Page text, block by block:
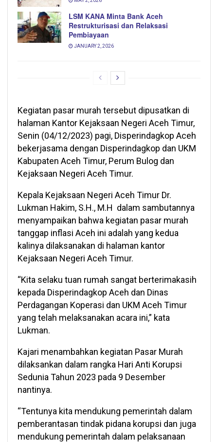
LSM KANA Minta Bank Aceh
Restrukturisasi dan Relaksasi
Pembiayaan
JANUARY 2, 2026
Kegiatan pasar murah tersebut dipusatkan di
halaman Kantor Kejaksaan Negeri Aceh Timur,
Senin (04/12/2023) pagi, Disperindagkop Aceh
bekerjasama dengan Disperindagkop dan UKM
Kabupaten Aceh Timur, Perum Bulog dan
Kejaksaan Negeri Aceh Timur.
Kepala Kejaksaan Negeri Aceh Timur Dr.
Lukman Hakim, S.H., M.H dalam sambutannya
menyampaikan bahwa kegiatan pasar murah
tanggap inflasi Aceh ini adalah yang kedua
kalinya dilaksanakan di halaman kantor
Kejaksaan Negeri Aceh Timur.
“Kita selaku tuan rumah sangat berterimakasih
kepada Disperindagkop Aceh dan Dinas
Perdagangan Koperasi dan UKM Aceh Timur
yang telah melaksanakan acara ini,” kata
Lukman.
Kajari menambahkan kegiatan Pasar Murah
dilaksankan dalam rangka Hari Anti Korupsi
Sedunia Tahun 2023 pada 9 Desember
nantinya.
“Tentunya kita mendukung pemerintah dalam
pemberantasan tindak pidana korupsi dan juga
mendukung pemerintah dalam pelaksanaan